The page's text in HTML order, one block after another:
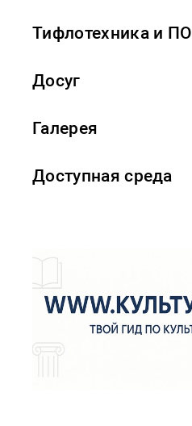
Тифлотехника и ПО
Досуг
Галерея
Доступная среда